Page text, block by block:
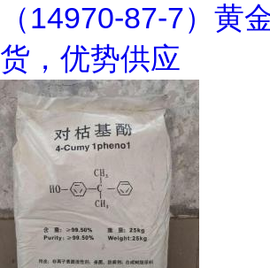
（14970-87-7）黄
货，优势供应